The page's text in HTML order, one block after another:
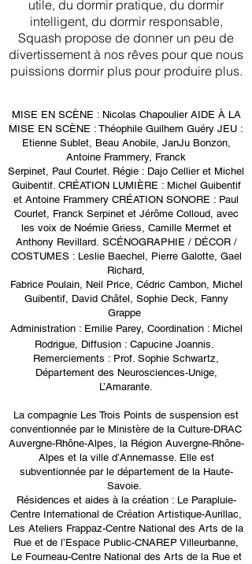
utile, du dormir pratique, du dormir
intelligent, du dormir responsable,
Squash propose de donner un peu de
divertissement à nos rêves pour que nous
puissions dormir plus pour produire plus.
MISE EN SCÈNE : Nicolas Chapoulier AIDE À LA
MISE EN SCÈNE : Théophile Guilhem Guéry JEU :
Etienne Sublet, Beau Anobile, JanJu Bonzon,
Antoine Frammery, Franck
Serpinet, Paul Courlet. Régie : Dajo Cellier et Michel
Guibentif. CRÉATION LUMIÈRE : Michel Guibentif
et Antoine Frammery CRÉATION SONORE : Paul
Courlet, Franck Serpinet et Jérôme Colloud, avec
les voix de Noémie Griess, Camille Mermet et
Anthony Revillard. SCÉNOGRAPHIE / DÉCOR /
COSTUMES : Leslie Baechel, Pierre Galotte, Gael
Richard,
Fabrice Poulain, Neil Price, Cédric Cambon, Michel
Guibentif, David Châtel, Sophie Deck, Fanny
Grappe
Administration : Emilie Parey, Coordination : Michel
Rodrigue, Diffusion : Capucine Joannis.
Remerciements : Prof. Sophie Schwartz,
Département des Neurosciences-Unige,
L’Amarante.
La compagnie Les Trois Points de suspension est
conventionnée par le Ministère de la Culture-DRAC
Auvergne-Rhône-Alpes, la Région Auvergne-Rhône-
Alpes et la ville d’Annemasse. Elle est
subventionnée par le département de la Haute-
Savoie.
Résidences et aides à la création : Le Parapluie-
Centre International de Création Artistique‑Aurillac,
Les Ateliers Frappaz-Centre National des Arts de la
Rue et de l’Espace Public-CNAREP Villeurbanne,
Le Fourneau-Centre National des Arts de la Rue et